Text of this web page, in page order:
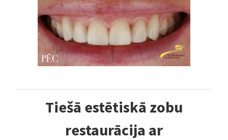
Tiešā estētiskā zobu
restaurācija ar